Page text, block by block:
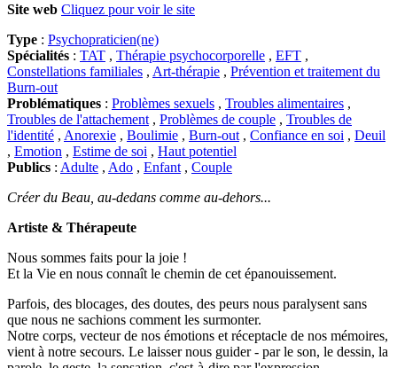
Site web Cliquez pour voir le site
Type : Psychopraticien(ne)
Spécialités : TAT , Thérapie psychocorporelle , EFT ,
Constellations familiales , Art-thérapie , Prévention et traitement du
Burn-out
Problématiques : Problèmes sexuels , Troubles alimentaires ,
Troubles de l'attachement , Problèmes de couple , Troubles de
l'identité , Anorexie , Boulimie , Burn-out , Confiance en soi , Deuil
, Emotion , Estime de soi , Haut potentiel
Publics : Adulte , Ado , Enfant , Couple
Créer du Beau, au-dedans comme au-dehors...
Artiste & Thérapeute
Nous sommes faits pour la joie !
Et la Vie en nous connaît le chemin de cet épanouissement.
Parfois, des blocages, des doutes, des peurs nous paralysent sans
que nous ne sachions comment les surmonter.
Notre corps, vecteur de nos émotions et réceptacle de nos mémoires,
vient à notre secours. Le laisser nous guider - par le son, le dessin, la